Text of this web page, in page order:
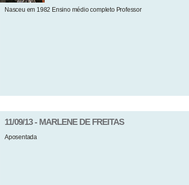
Nasceu em 1982 Ensino médio completo Professor
11/09/13 - MARLENE DE FREITAS
Aposentada